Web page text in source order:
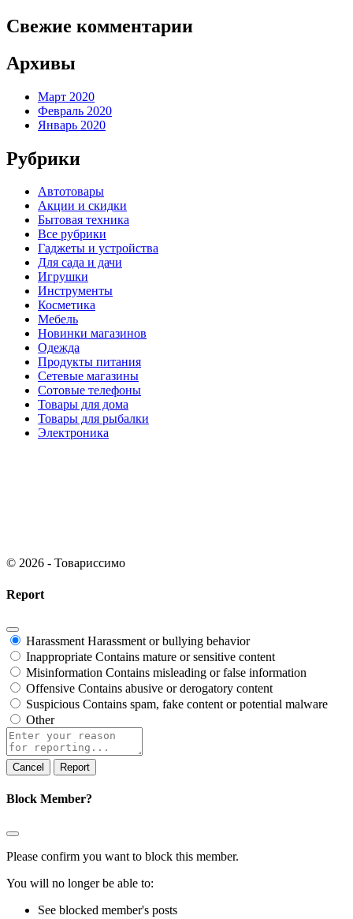
Свежие комментарии
Архивы
Март 2020
Февраль 2020
Январь 2020
Рубрики
Автотовары
Акции и скидки
Бытовая техника
Все рубрики
Гаджеты и устройства
Для сада и дачи
Игрушки
Инструменты
Косметика
Мебель
Новинки магазинов
Одежда
Продукты питания
Сетевые магазины
Сотовые телефоны
Товары для дома
Товары для рыбалки
Электроника
© 2026 - Товариссимо
Report
Harassment Harassment or bullying behavior
Inappropriate Contains mature or sensitive content
Misinformation Contains misleading or false information
Offensive Contains abusive or derogatory content
Suspicious Contains spam, fake content or potential malware
Other
Report
Block Member?
Please confirm you want to block this member.
You will no longer be able to:
See blocked member's posts